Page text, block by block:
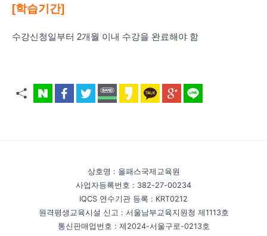
[학습기간]
수강신청일부터 2개월 이내 수강을 완료해야 함
상호명 : 올패스국제교육원
사업자등록번호 : 382-27-00234
IQCS 연수기관 등록 : KRT0212
원격평생교육시설 신고 : 서울남부교육지원청 제1113호
통신판매업번호 : 제2024-서울구로-0213호